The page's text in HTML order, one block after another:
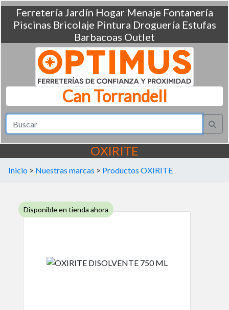
Ferretería Jardín Hogar Menaje Fontanería
Piscinas Bricolaje Pintura Droguería Estufas
Barbacoas Outlet
Can Torrandell
OXIRITE
Inicio > Nuestras marcas > Productos OXIRITE
Disponible en tienda ahora